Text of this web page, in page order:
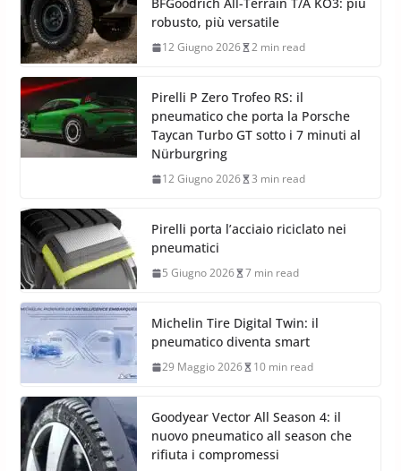
robusto, più versatile
12 Giugno 2026 2 min read
Pirelli P Zero Trofeo RS: il
pneumatico che porta la Porsche
Taycan Turbo GT sotto i 7 minuti al
Nürburgring
12 Giugno 2026 3 min read
Pirelli porta l’acciaio riciclato nei
pneumatici
5 Giugno 2026 7 min read
Michelin Tire Digital Twin: il
pneumatico diventa smart
29 Maggio 2026 10 min read
Goodyear Vector All Season 4: il
nuovo pneumatico all season che
rifiuta i compromessi